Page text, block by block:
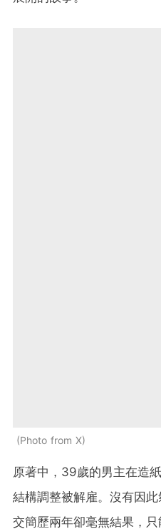
Photo from X
原著中，39歲的男主在造
結構調整被解雇。沒有因
交簡歷兩年卻毫無結果，